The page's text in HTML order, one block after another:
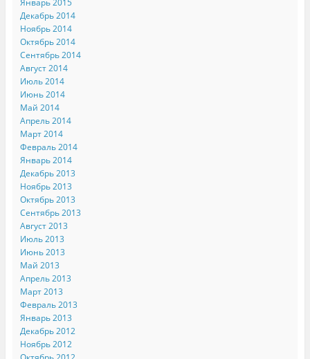
Декабрь 2014
Ноябрь 2014
Октябрь 2014
Сентябрь 2014
Август 2014
Июль 2014
Июнь 2014
Май 2014
Апрель 2014
Март 2014
Февраль 2014
Январь 2014
Декабрь 2013
Ноябрь 2013
Октябрь 2013
Сентябрь 2013
Август 2013
Июль 2013
Июнь 2013
Май 2013
Апрель 2013
Март 2013
Февраль 2013
Январь 2013
Декабрь 2012
Ноябрь 2012